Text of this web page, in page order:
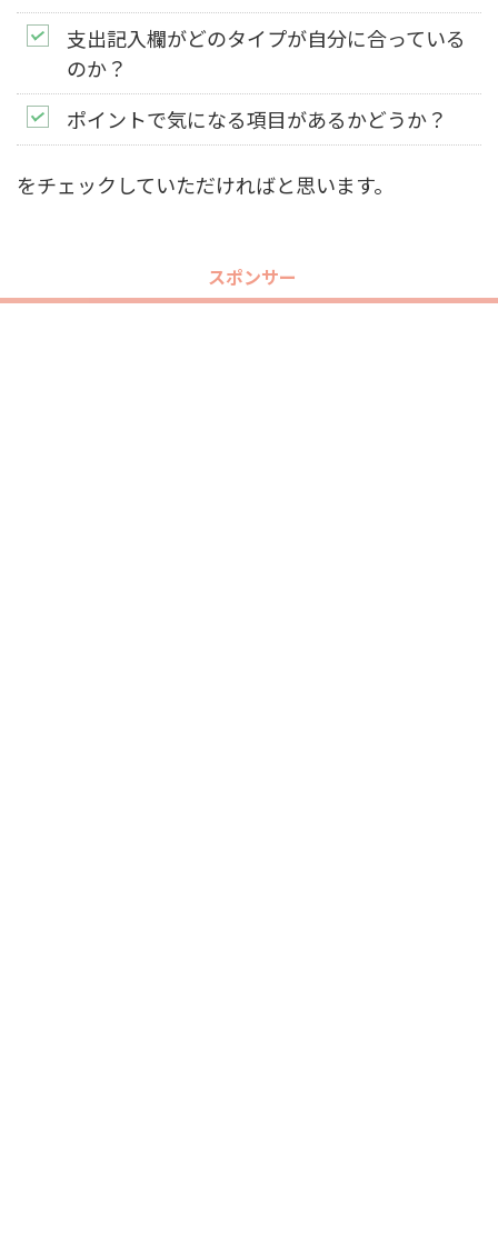
支出記入欄がどのタイプが自分に合っている
のか？
ポイントで気になる項目があるかどうか？
をチェックしていただければと思います。
スポンサー